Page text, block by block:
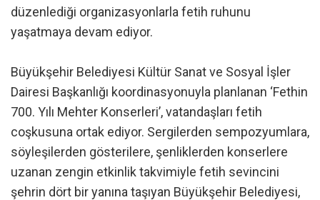
düzenlediği organizasyonlarla fetih ruhunu
yaşatmaya devam ediyor.
Büyükşehir Belediyesi Kültür Sanat ve Sosyal İşler
Dairesi Başkanlığı koordinasyonuyla planlanan ‘Fethin
700. Yılı Mehter Konserleri’, vatandaşları fetih
coşkusuna ortak ediyor. Sergilerden sempozyumlara,
söyleşilerden gösterilere, şenliklerden konserlere
uzanan zengin etkinlik takvimiyle fetih sevincini
şehrin dört bir yanına taşıyan Büyükşehir Belediyesi,